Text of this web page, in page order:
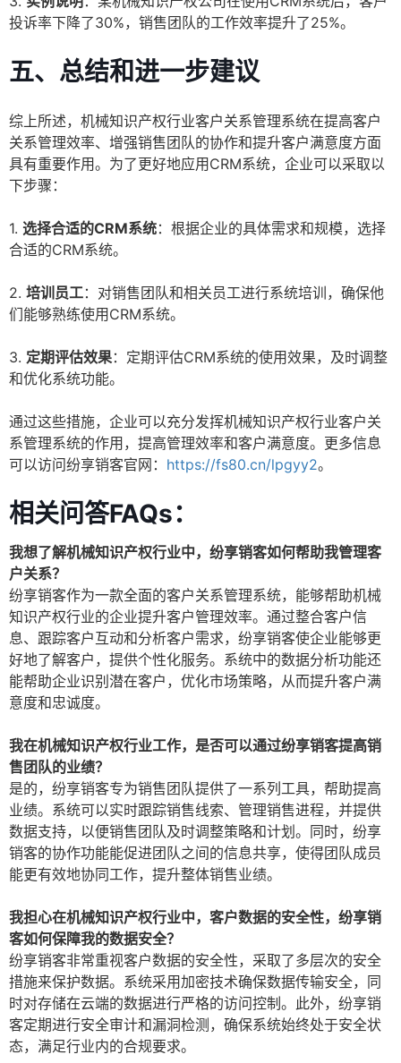
投诉率下降了30%，销售团队的工作效率提升了25%。
五、总结和进一步建议
综上所述，机械知识产权行业客户关系管理系统在提高客户
关系管理效率、增强销售团队的协作和提升客户满意度方面
具有重要作用。为了更好地应用CRM系统，企业可以采取以
下步骤：
1. 选择合适的CRM系统：根据企业的具体需求和规模，选择
合适的CRM系统。
2. 培训员工：对销售团队和相关员工进行系统培训，确保他
们能够熟练使用CRM系统。
3. 定期评估效果：定期评估CRM系统的使用效果，及时调整
和优化系统功能。
通过这些措施，企业可以充分发挥机械知识产权行业客户关
系管理系统的作用，提高管理效率和客户满意度。更多信息
可以访问纷享销客官网： https://fs80.cn/lpgyy2。
相关问答FAQs：
我想了解机械知识产权行业中，纷享销客如何帮助我管理客
户关系？
纷享销客作为一款全面的客户关系管理系统，能够帮助机械
知识产权行业的企业提升客户管理效率。通过整合客户信
息、跟踪客户互动和分析客户需求，纷享销客使企业能够更
好地了解客户，提供个性化服务。系统中的数据分析功能还
能帮助企业识别潜在客户，优化市场策略，从而提升客户满
意度和忠诚度。
我在机械知识产权行业工作，是否可以通过纷享销客提高销
售团队的业绩？
是的，纷享销客专为销售团队提供了一系列工具，帮助提高
业绩。系统可以实时跟踪销售线索、管理销售进程，并提供
数据支持，以便销售团队及时调整策略和计划。同时，纷享
销客的协作功能能促进团队之间的信息共享，使得团队成员
能更有效地协同工作，提升整体销售业绩。
我担心在机械知识产权行业中，客户数据的安全性，纷享销
客如何保障我的数据安全？
纷享销客非常重视客户数据的安全性，采取了多层次的安全
措施来保护数据。系统采用加密技术确保数据传输安全，同
时对存储在云端的数据进行严格的访问控制。此外，纷享销
客定期进行安全审计和漏洞检测，确保系统始终处于安全状
态，满足行业内的合规要求。